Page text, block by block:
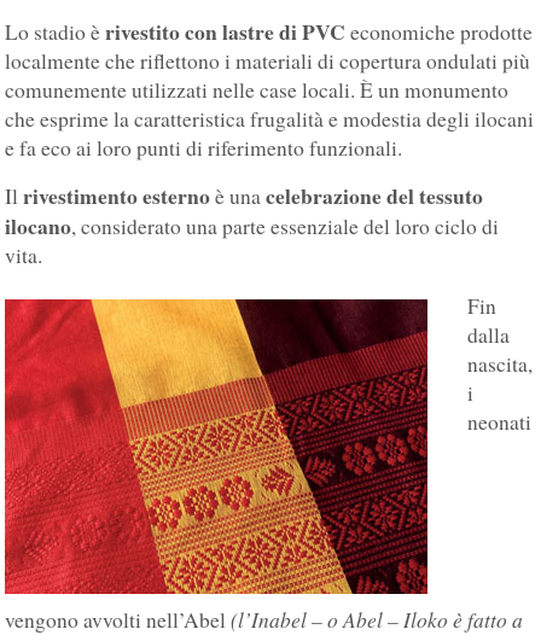
Lo stadio èrivestito con lastre di PVCeconomiche prodotte
localmente che riflettono i materiali di copertura ondulati più
comunemente utilizzati nelle case locali. È un monumento
che esprime la caratteristica frugalità e modestia degli ilocani
e fa eco ai loro punti di riferimento funzionali.
Ilrivestimento esternoè unacelebrazione del tessuto
ilocano, considerato una parte essenziale del loro ciclo di
vita.
Fin
dalla
nascita,
i
neonati
vengono avvolti nell’Abel(l’Inabel – o Abel – Iloko è fatto a